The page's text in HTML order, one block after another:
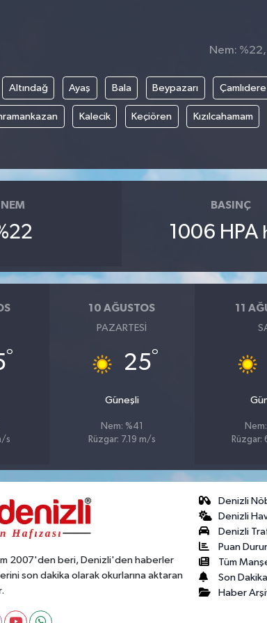
Nem:
Altındağ Ayaş Bala Beypazarı Çamlıdere
Kalecik Keçiören Kızılcahamam
NEM BASINÇ
1006 HPA
°
s
10 AĞUSTOS
PAZARTESI
25°
Güneşli
Nem: %41
Rüzgar: 7.19 m/s
11
Rüzgar:
2007'den beri, Denizli'den haberler
son dakika olarak okurlarına aktaran
Denizli
Denizli
Denizli
Puan
Tüm
Son
Haber